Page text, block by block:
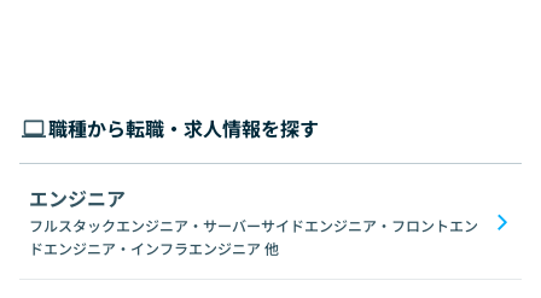
職種から転職・求人情報を探す
エンジニア
フルスタックエンジニア・サーバーサイドエンジニア・フロントエン
ドエンジニア・インフラエンジニア 他